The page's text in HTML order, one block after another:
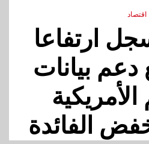
اقتصاد
ارتفاعا
دعم بيانات
الفائدة